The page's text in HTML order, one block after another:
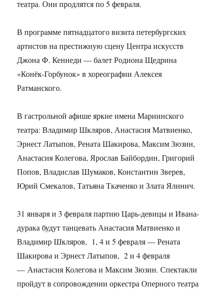
театра. Они продлятся по 5 февраля.
В программе пятнадцатого визита петербургских
артистов на престижную сцену Центра искусств
Джона Ф. Кеннеди — балет Родиона Щедрина
«Конёк-Горбунок» в хореографии Алексея
Ратманского.
В гастрольной афише яркие имена Мариинского
театра: Владимир Шкляров, Анастасия Матвиенко,
Эрнест Латыпов, Рената Шакирова, Максим Зюзин,
Анастасия Колегова, Ярослав Байбордин, Григорий
Попов, Владислав Шумаков, Константин Зверев,
Юрий Смекалов, Татьяна Ткаченко и Злата Ялинич.
31 января и 3 февраля партию Царь-девицы и Ивана-
дурака будут танцевать Анастасия Матвиенко и
Владимир Шкляров, 1, 4 и 5 февраля — Рената
Шакирова и Эрнест Латыпов, 2 и 4 февраля
— Анастасия Колегова и Максим Зюзин. Спектакли
пройдут в сопровождении оркестра Оперного театра